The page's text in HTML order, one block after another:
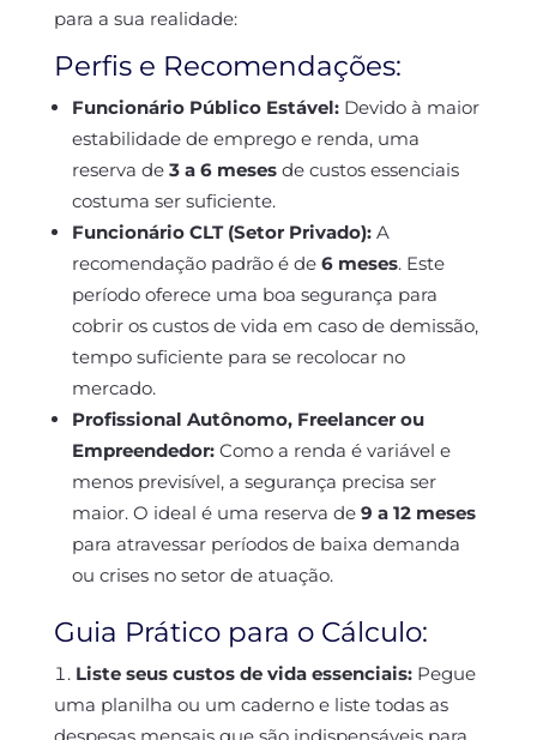
para a sua realidade:
Perfis e Recomendações:
Funcionário Público Estável:Devido à maior
estabilidade de emprego e renda, uma
reserva de 3 a 6 mesesde custos essenciais
costuma ser suficiente.
Funcionário CLT (Setor Privado):A
recomendação padrão é de 6 meses. Este
período oferece uma boa segurança para
cobrir os custos de vida em caso de demissão,
tempo suficiente para se recolocar no
mercado.
Profissional Autônomo, Freelancer ou
Empreendedor:Como a renda é variável e
menos previsível, a segurança precisa ser
maior. O ideal é uma reserva de 9 a 12 meses
para atravessar períodos de baixa demanda
ou crises no setor de atuação.
Guia Prático para o Cálculo:
Liste seus custos de vida essenciais:Pegue
uma planilha ou um caderno e liste todas as